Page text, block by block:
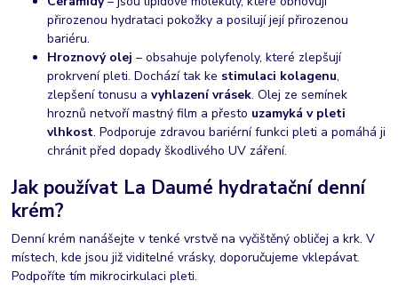
přirozenou hydrataci pokožky a posilují její přirozenou
bariéru.
Hroznový olej – obsahuje polyfenoly, které zlepšují
prokrvení pleti. Dochází tak ke stimulaci kolagenu,
zlepšení tonusu a vyhlazení vrásek. Olej ze semínek
hroznů netvoří mastný film a přesto uzamyká v pleti
vlhkost. Podporuje zdravou bariérní funkci pleti a pomáhá ji
chránit před dopady škodlivého UV záření.
Jak používat La Daumé hydratační denní
krém?
Denní krém nanášejte v tenké vrstvě na vyčištěný obličej a krk. V
místech, kde jsou již viditelné vrásky, doporučujeme vklepávat.
Podpoříte tím mikrocirkulaci pleti.